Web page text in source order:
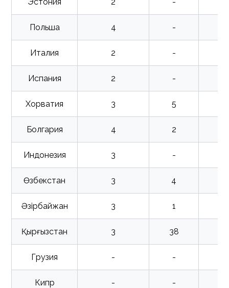
Польша 4 -
Италия 2 -
Испания 2 -
Хорватия 3 5
Болгария 4 2
Индонезия 3 -
Өзбекстан 3 4
Әзірбайжан 3 1
Қырғызстан 3 38
Грузия - -
Кипр - -